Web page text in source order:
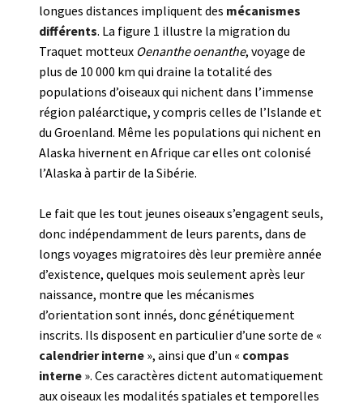
longues distances impliquent des mécanismes
différents. La figure 1 illustre la migration du
Traquet motteux Oenanthe oenanthe, voyage de
plus de 10 000 km qui draine la totalité des
populations d’oiseaux qui nichent dans l’immense
région paléarctique, y compris celles de l’Islande et
du Groenland. Même les populations qui nichent en
Alaska hivernent en Afrique car elles ont colonisé
l’Alaska à partir de la Sibérie.
Le fait que les tout jeunes oiseaux s’engagent seuls,
donc indépendamment de leurs parents, dans de
longs voyages migratoires dès leur première année
d’existence, quelques mois seulement après leur
naissance, montre que les mécanismes
d’orientation sont innés, donc génétiquement
inscrits. Ils disposent en particulier d’une sorte de «
calendrier interne », ainsi que d’un « compas
interne ». Ces caractères dictent automatiquement
aux oiseaux les modalités spatiales et temporelles